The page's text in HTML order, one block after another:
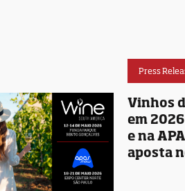
Press
Vinhos
em
e na
aposta